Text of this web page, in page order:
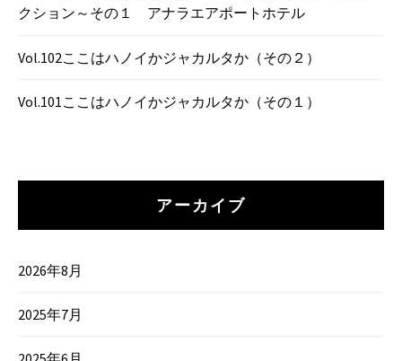
クション～その１ アナラエアポートホテル
Vol.102ここはハノイかジャカルタか（その２）
Vol.101ここはハノイかジャカルタか（その１）
アーカイブ
2026年8月
2025年7月